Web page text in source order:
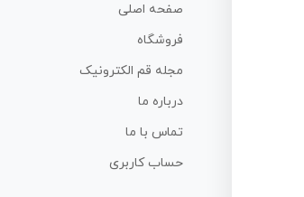
صفحه اصلی
فروشگاه
مجله قم الکترونیک
درباره ما
تماس با ما
حساب کاربری